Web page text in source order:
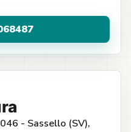
- Sassello (SV),